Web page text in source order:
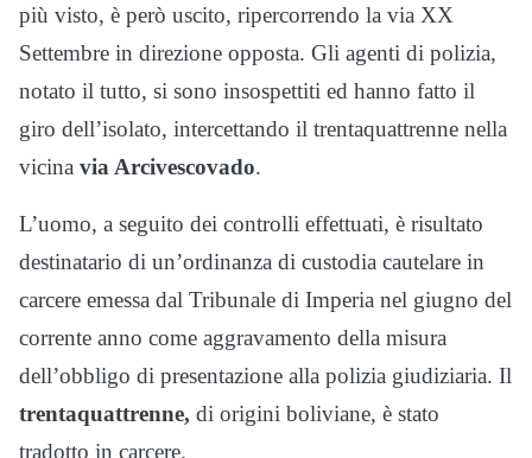
più visto, è però uscito, ripercorrendo la via XX
Settembre in direzione opposta. Gli agenti di polizia,
notato il tutto, si sono insospettiti ed hanno fatto il
giro dell’isolato, intercettando il trentaquattrenne nella
vicina via Arcivescovado.
L’uomo, a seguito dei controlli effettuati, è risultato
destinatario di un’ordinanza di custodia cautelare in
carcere emessa dal Tribunale di Imperia nel giugno del
corrente anno come aggravamento della misura
dell’obbligo di presentazione alla polizia giudiziaria. Il
trentaquattrenne, di origini boliviane, è stato
tradotto in carcere.